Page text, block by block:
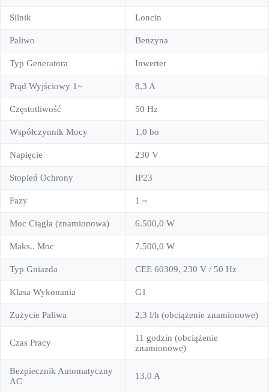
Silnik Loncin
Paliwo Benzyna
Typ Generatora Inwerter
Prąd Wyjściowy 1~ 8,3 A
Częstotliwość 50 Hz
Współczynnik Mocy 1,0 bo
Napięcie 230 V
Stopień Ochrony IP23
Fazy 1 ~
Moc Ciągła (znamionowa) 6.500,0 W
Maks.. Moc 7.500,0 W
Typ Gniazda CEE 60309, 230 V / 50 Hz
Klasa Wykonania G1
Zużycie Paliwa 2,3 l/h (obciążenie znamionowe)
Czas Pracy
11 godzin (obciążenie
znamionowe)
Bezpiecznik Automatyczny
AC
13,0 A